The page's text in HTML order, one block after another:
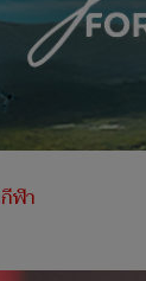
กีฬา